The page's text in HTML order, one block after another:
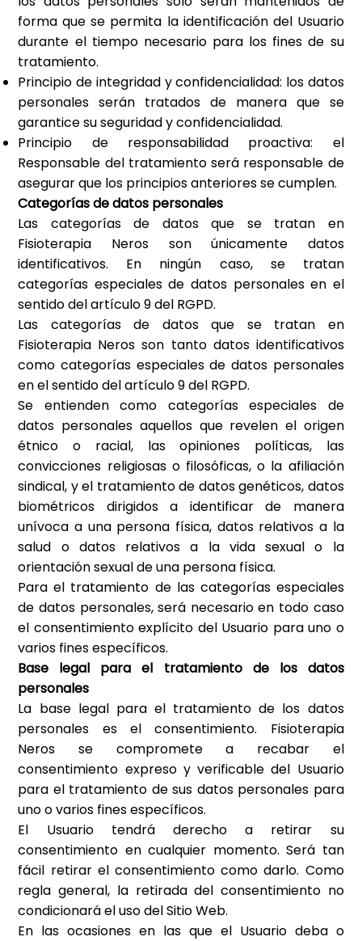
forma que se permita la identificación del Usuario
durante el tiempo necesario para los fines de su
tratamiento.
Principio de integridad y confidencialidad: los datos
personales serán tratados de manera que se
garantice su seguridad y confidencialidad.
Principio de responsabilidad proactiva: el
Responsable del tratamiento será responsable de
asegurar que los principios anteriores se cumplen.
Categorías de datos personales
Las categorías de datos que se tratan en
Fisioterapia Nerosson únicamente datos
identificativos. En ningún caso, se tratan
categorías especiales de datos personales en el
sentido del artículo 9 del RGPD.
Las categorías de datos que se tratan en
Fisioterapia Neros son tanto datos identificativos
como categorías especiales de datos personales
en el sentido del artículo 9 del RGPD.
Se entienden como categorías especiales de
datos personales aquellos que revelen el origen
étnico o racial, las opiniones políticas, las
convicciones religiosas o filosóficas, o la afiliación
sindical, y el tratamiento de datos genéticos, datos
biométricos dirigidos a identificar de manera
unívoca a una persona física, datos relativos a la
salud o datos relativos a la vida sexual o la
orientación sexual de una persona física.
Para el tratamiento de las categorías especiales
de datos personales, será necesario en todo caso
el consentimiento explícito del Usuario para uno o
varios fines específicos.
Base legal para el tratamiento de los datos
personales
La base legal para el tratamiento de los datos
personales es el consentimiento. Fisioterapia
Neros se compromete a recabar el
consentimiento expreso y verificable del Usuario
para el tratamiento de sus datos personales para
uno o varios fines específicos.
El Usuario tendrá derecho a retirar su
consentimiento en cualquier momento. Será tan
fácil retirar el consentimiento como darlo. Como
regla general, la retirada del consentimiento no
condicionará el uso del Sitio Web.
En las ocasiones en las que el Usuario deba o